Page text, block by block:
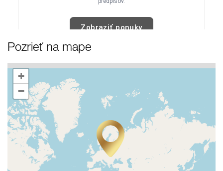
Pozrieť na mape
+
−